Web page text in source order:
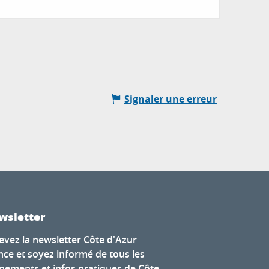
Signaler une erreur
la newsletter Côte d'Azur
et soyez informé de tous les